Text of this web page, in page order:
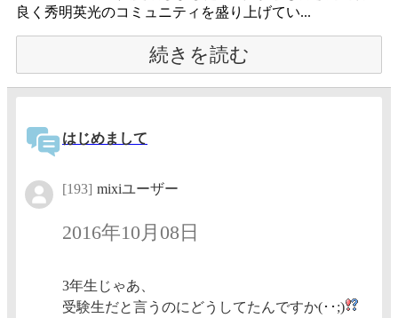
良く秀明英光のコミュニティを盛り上げてい...
続きを読む
はじめまして
[193] mixiユーザー
2016年10月08日
3年生じゃあ、
受験生だと言うのにどうしてたんですか(･･;)